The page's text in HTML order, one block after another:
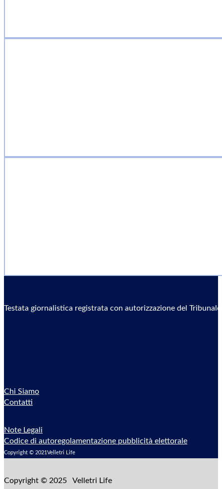
Testata giornalistica registrata con autorizzazione del
Chi Siamo
Contatti
Note Legali
Codice di autoregolamentazione pubblicità elettorale
Copyright © 2021Velletri Life
Copyright © 2025 Velletri Life